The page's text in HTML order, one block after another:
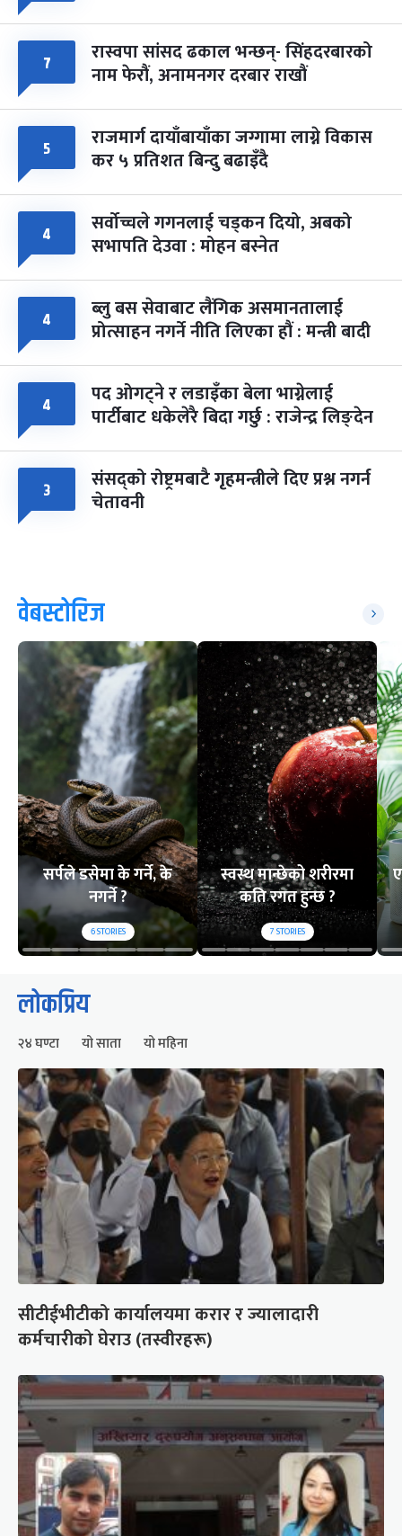
७ रास्वपा सांसद ढकाल भन्छन्- सिंहदरबारको
नाम फेरौं, अनामनगर दरबार राखौं
५ राजमार्ग दायाँबायाँका जग्गामा लाग्ने विकास
कर ५ प्रतिशत बिन्दु बढाइँदै
४ सर्वोच्चले गगनलाई चड्कन दियो, अबको
सभापति देउवा : मोहन बस्नेत
४ ब्लु बस सेवाबाट लैंगिक असमानतालाई
प्रोत्साहन नगर्ने नीति लिएका हौं : मन्त्री बादी
४ पद ओगट्ने र लडाइँका बेला भाग्नेलाई
पार्टीबाट धकेलेरै बिदा गर्छु : राजेन्द्र लिङ्देन
३ संसद्को रोष्ट्रमबाटै गृहमन्त्रीले दिए प्रश्न नगर्न
चेतावनी
वेबस्टोरिज
सर्पले डसेमा के गर्ने, के
नगर्ने ?
6STORIES
स्वस्थ मान्छेको शरीरमा
कति रगत हुन्छ ?
7STORIES
लोकप्रिय
२४ घण्टा यो साता यो महिना
सीटीईभीटीको कार्यालयमा करार र ज्यालादारी
कर्मचारीको घेराउ (तस्वीरहरू)